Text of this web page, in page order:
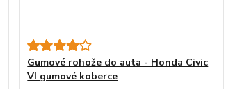
Gumové rohože do auta - Honda Civic
VI gumové koberce